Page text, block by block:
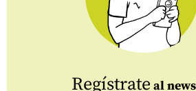
Regístrate al